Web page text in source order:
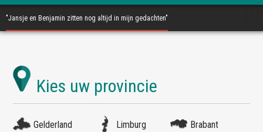
"Jansje en Benjamin zitten nog altijd in mijn gedachten"
Gelderland Limburg
Brabant